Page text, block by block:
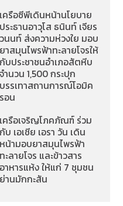
เครือซีพีเดินหน้านโยบาย
ประธานอาวุโส ธนินท์ เจียร
วนนท์ ส่งความห่วงใย มอบ
ยาสมุนไพรฟ้าทะลายโจรให้
กับประชาชนอำเภอสัตหีบ
จำนวน 1,500 กระปุก
บรรเทาสถานการณ์โอมิค
รอน
เครือเจริญโภคภัณฑ์ ร่วม
กับ เอเชีย เอรา วัน เดิน
หน้ามอบยาสมุนไพรฟ้า
ทะลายโจร และข้าวสาร
อาหารแห้ง ให้แก่ 7 ชุมชน
ย่านมักกะสัน